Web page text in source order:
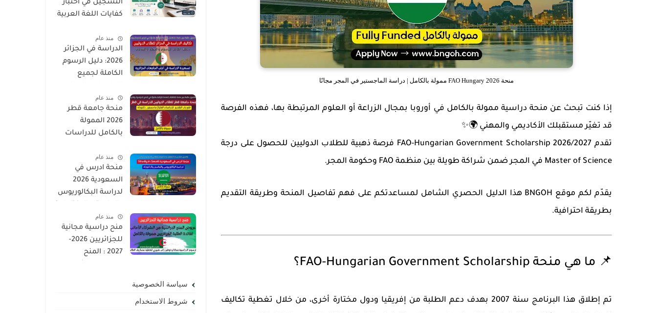
منحة FAO Hungary 2026 ممولة بالكامل | دراسة الماجستير في المجر مجانًا
إذا كنت تبحث عن منحة دراسية ممولة بالكامل في أوروبا بمجال الزراعة أو العلوم المرتبطة بها، فهذه الفرصة
قد تغيّر مستقبلك الأكاديمي والمهني 🌍✨
تقدم FAO-Hungarian Government Scholarship 2026/2027 فرصة ذهبية للطلاب الدوليين للحصول على درجة
Master of Science في المجر ضمن شراكة طويلة بين منظمة FAO وحكومة المجر.
يقدّم لكم موقع BNGOH هذا الدليل الحصري الشامل لمساعدتكم على فهم تفاصيل المنحة وطريقة التقديم
بطريقة احترافية.
📌 ما هي منحة FAO-Hungarian Government Scholarship؟
تم إطلاق هذا البرنامج سنة 2007 بهدف دعم الطلبة من إفريقيا ودول مختارة أخرى، من خلال تغطية تكاليف
التسجيل في اختبار
كفايات اللغة العربية
(Hamza Test)
منذ عام
الدراسة في الجزائر
2026: دليل الرسوم
الكاملة لجميع
العليا للطلاب
الدوليين
منذ عام
منحة جامعة قطر
2026 الممولة
بالكامل للدراسات
دكتوراه
منذ عام
منحة ادرس في
السعودية 2026
لدراسة البكالوريوس
ممولة بالكامل
لجميع الجنسيات
منذ عام
منح دراسية مجانية
للجزائريين 2026-
2027 : المنح
سياسة الخصوصية
شروط الاستخدام